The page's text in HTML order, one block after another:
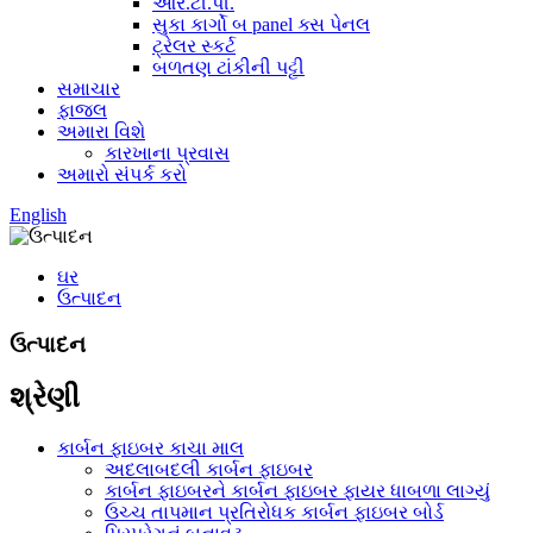
સુકા કાર્ગો બ panel ક્સ પેનલ
ટ્રેલર સ્કર્ટ
બળતણ ટાંકીની પટ્ટી
સમાચાર
ફાજલ
અમારા વિશે
કારખાના પ્રવાસ
અમારો સંપર્ક કરો
English
ઘર
ઉત્પાદન
ઉત્પાદન
શ્રેણી
કાર્બન ફાઇબર કાચા માલ
અદલાબદલી કાર્બન ફાઇબર
કાર્બન ફાઇબરને કાર્બન ફાઇબર ફાયર ધાબળા લાગ્યું
ઉચ્ચ તાપમાન પ્રતિરોધક કાર્બન ફાઇબર બોર્ડ